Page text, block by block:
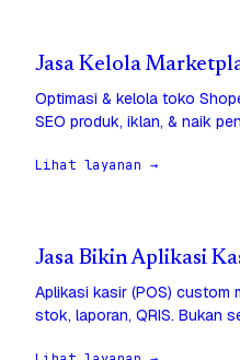
Jasa Kelola
Optimasi & kelola toko
SEO produk, iklan, & naik
Lihat layanan →
Jasa Bikin Aplikasi
Aplikasi kasir (POS)
stok, laporan, QRIS. Bukan